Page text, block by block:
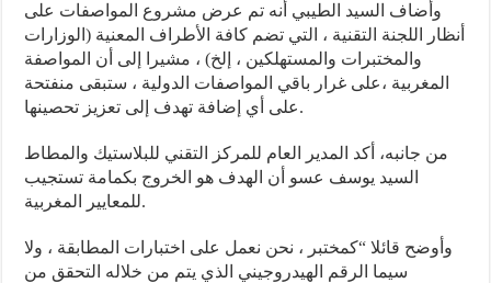
وأضاف السيد الطيبي أنه تم عرض مشروع المواصفات على
أنظار اللجنة التقنية ، التي تضم كافة الأطراف المعنية (الوزارات
والمختبرات والمستهلكين ، إلخ) ، مشيرا إلى أن المواصفة
المغربية ،على غرار باقي المواصفات الدولية ، ستبقى منفتحة
على أي إضافة تهدف إلى تعزيز تحصينها.
من جانبه، أكد المدير العام للمركز التقني للبلاستيك والمطاط
السيد يوسف عسو أن الهدف هو الخروج بكمامة تستجيب
للمعايير المغربية.
وأوضح قائلا “كمختبر ، نحن نعمل على اختبارات المطابقة ، ولا
سيما الرقم الهيدروجيني الذي يتم من خلاله التحقق من